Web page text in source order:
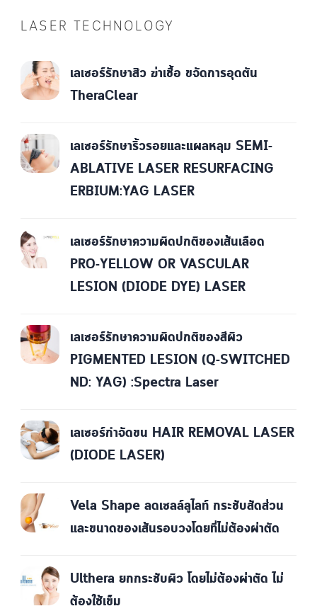
LASER TECHNOLOGY
เลเซอร์รักษาสิว ฆ่าเชื้อ ขจัดการอุดตัน
TheraClear
เลเซอร์รักษาริ้วรอยและแผลหลุม SEMI-
ABLATIVE LASER RESURFACING
ERBIUM:YAG LASER
เลเซอร์รักษาความผิดปกติของเส้นเลือด
PRO-YELLOW OR VASCULAR
LESION (DIODE DYE) LASER
เลเซอร์รักษาความผิดปกติของสีผิว
PIGMENTED LESION (Q-SWITCHED
ND: YAG) :Spectra Laser
เลเซอร์กำจัดขน HAIR REMOVAL LASER
(DIODE LASER)
Vela Shape ลดเซลล์ลูไลท์ กระชับสัดส่วน
และขนาดของเส้นรอบวงโดยที่ไม่ต้องผ่าตัด
Ulthera ยกกระชับผิว โดยไม่ต้องผ่าตัด ไม่
ต้องใช้เข็ม